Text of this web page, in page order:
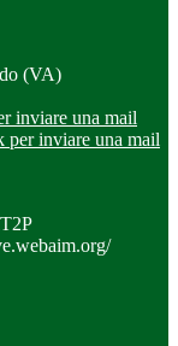
(VA)
inviare una mail
per inviare una mail